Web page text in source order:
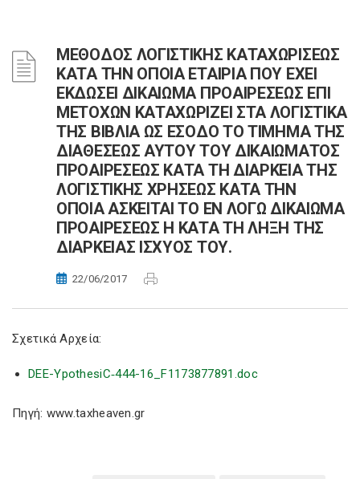
ΜΕΘΟΔΟΣ ΛΟΓΙΣΤΙΚΗΣ ΚΑΤΑΧΩΡΙΣΕΩΣ
ΚΑΤΑ ΤΗΝ ΟΠΟΙΑ ΕΤΑΙΡΙΑ ΠΟΥ ΕΧΕΙ
ΕΚΔΩΣΕΙ ΔΙΚΑΙΩΜΑ ΠΡΟΑΙΡΕΣΕΩΣ ΕΠΙ
ΜΕΤΟΧΩΝ ΚΑΤΑΧΩΡΙΖΕΙ ΣΤΑ ΛΟΓΙΣΤΙΚΑ
ΤΗΣ ΒΙΒΛΙΑ ΩΣ ΕΣΟΔΟ ΤΟ ΤΙΜΗΜΑ ΤΗΣ
ΔΙΑΘΕΣΕΩΣ ΑΥΤΟΥ ΤΟΥ ΔΙΚΑΙΩΜΑΤΟΣ
ΠΡΟΑΙΡΕΣΕΩΣ ΚΑΤΑ ΤΗ ΔΙΑΡΚΕΙΑ ΤΗΣ
ΛΟΓΙΣΤΙΚΗΣ ΧΡΗΣΕΩΣ ΚΑΤΑ ΤΗΝ
ΟΠΟΙΑ ΑΣΚΕΙΤΑΙ ΤΟ ΕΝ ΛΟΓΩ ΔΙΚΑΙΩΜΑ
ΠΡΟΑΙΡΕΣΕΩΣ Η ΚΑΤΑ ΤΗ ΛΗΞΗ ΤΗΣ
ΔΙΑΡΚΕΙΑΣ ΙΣΧΥΟΣ ΤΟΥ.
22/06/2017
Σχετικά Αρχεία:
DEE-YpothesiC‑444-16_F1173877891.doc
Πηγή: www.taxheaven.gr